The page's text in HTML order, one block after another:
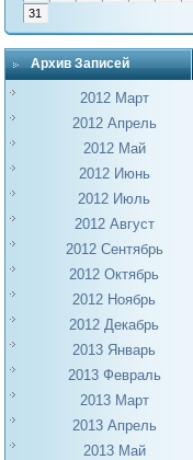
31
Архив Записей
2012 Март
2012 Апрель
2012 Май
2012 Июнь
2012 Июль
2012 Август
2012 Сентябрь
2012 Октябрь
2012 Ноябрь
2012 Декабрь
2013 Январь
2013 Февраль
2013 Март
2013 Апрель
2013 Май